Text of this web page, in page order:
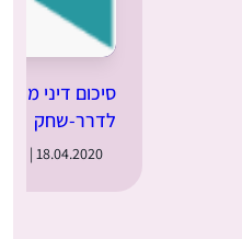
סיכום דיני
לדרר-שחק
18.04.2020 | כ״ד בניסן תש״פ